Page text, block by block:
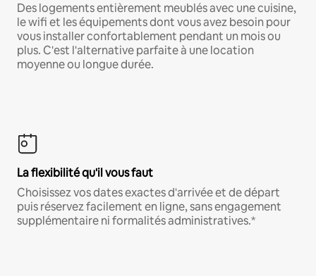
Des logements entièrement meublés avec une cuisine,
le wifi et les équipements dont vous avez besoin pour
vous installer confortablement pendant un mois ou
plus. C'est l'alternative parfaite à une location
moyenne ou longue durée.
La flexibilité qu'il vous faut
Choisissez vos dates exactes d'arrivée et de départ
puis réservez facilement en ligne, sans engagement
supplémentaire ni formalités administratives.*